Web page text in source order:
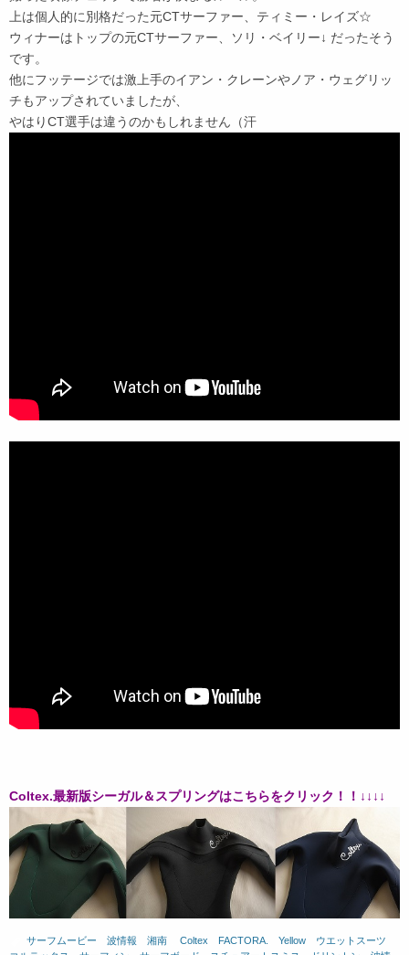
上は個人的に別格だった元CTサーファー、ティミー・レイズ☆
ウィナーはトップの元CTサーファー、ソリ・ベイリー↓ だったそう
です。
他にフッテージでは激上手のイアン・クレーンやノア・ウェグリッ
チもアップされていましたが、
やはりCT選手は違うのかもしれません（汗
Coltex.最新版シーガル＆スプリングはこちらをクリック！！↓↓↓↓
サーフムービー 波情報 湘南 Coltex FACTORA. Yellow ウエットスーツ